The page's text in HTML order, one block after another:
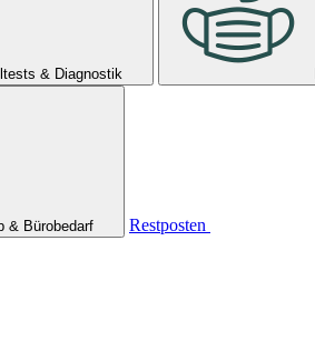
& Diagnostik
& Bürobedarf
Restposten